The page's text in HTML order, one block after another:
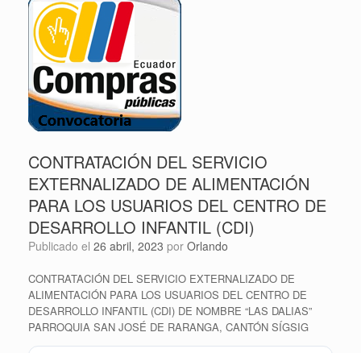
CONTRATACIÓN DEL SERVICIO
EXTERNALIZADO DE ALIMENTACIÓN
PARA LOS USUARIOS DEL CENTRO DE
DESARROLLO INFANTIL (CDI)
Publicado el 26 abril, 2023 por Orlando
CONTRATACIÓN DEL SERVICIO EXTERNALIZADO DE
ALIMENTACIÓN PARA LOS USUARIOS DEL CENTRO DE
DESARROLLO INFANTIL (CDI) DE NOMBRE “LAS DALIAS”
PARROQUIA SAN JOSÉ DE RARANGA, CANTÓN SÍGSIG